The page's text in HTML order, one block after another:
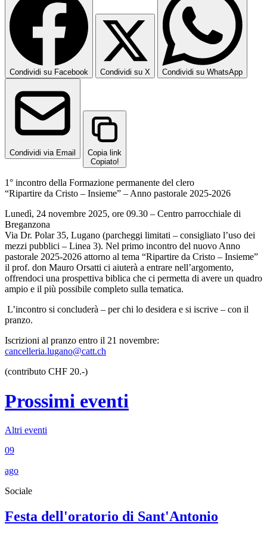
Condividi su Facebook Condividi su X Condividi su WhatsApp
Condividi via Email
Copia link
Copiato!
1° incontro della Formazione permanente del clero
“Ripartire da Cristo – Insieme” – Anno pastorale 2025-2026
Lunedì, 24 novembre 2025, ore 09.30 – Centro parrocchiale di
Breganzona
Via Dr. Polar 35, Lugano (parcheggi limitati – consigliato l’uso dei
mezzi pubblici – Linea 3). Nel primo incontro del nuovo Anno
pastorale 2025-2026 attorno al tema “Ripartire da Cristo – Insieme”
il prof. don Mauro Orsatti ci aiuterà a entrare nell’argomento,
offrendoci una prospettiva biblica che ci permetta di avere un quadro
ampio e il più possibile completo sulla tematica.
L’incontro si concluderà – per chi lo desidera e si iscrive – con il
pranzo.
Iscrizioni al pranzo entro il 21 novembre:
cancelleria.lugano@catt.ch
(contributo CHF 20.-)
Prossimi eventi
Altri eventi
09
ago
Sociale
Festa dell'oratorio di Sant'Antonio